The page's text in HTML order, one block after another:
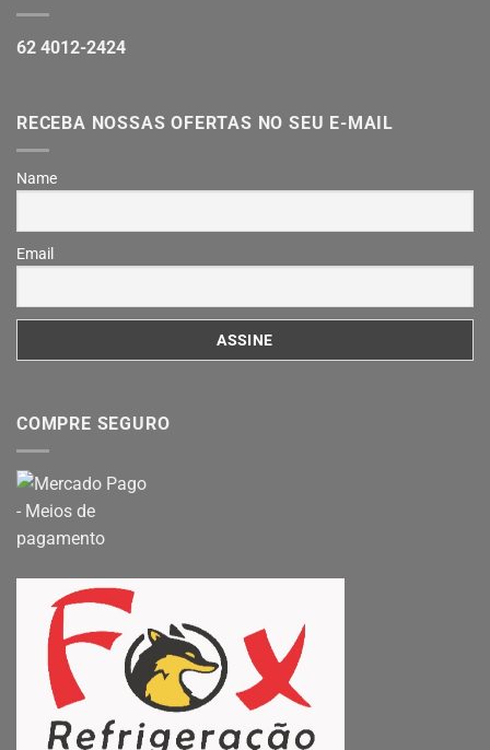
62 4012-2424
RECEBA NOSSAS OFERTAS NO SEU E-MAIL
Name
Email
COMPRE SEGURO